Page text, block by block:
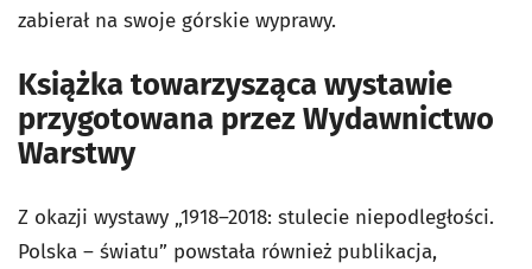
zabierał na swoje górskie wyprawy.
Książka towarzysząca wystawie
przygotowana przez Wydawnictwo
Warstwy
Z okazji wystawy „1918–2018: stulecie niepodległości.
Polska – światu” powstała również publikacja,